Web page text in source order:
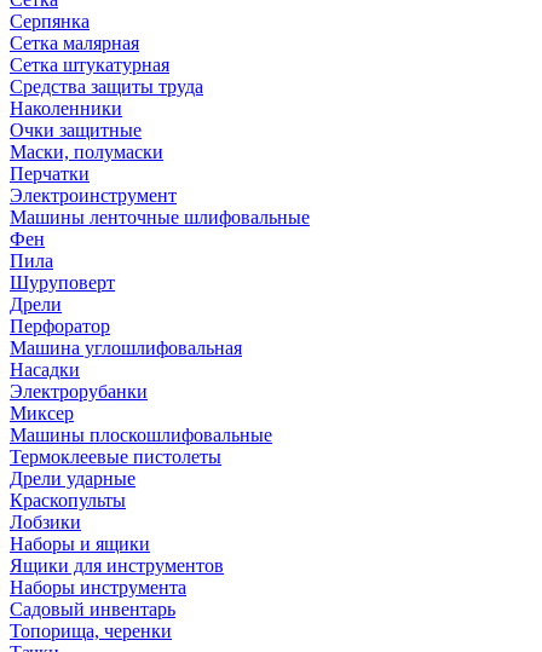
Серпянка
Сетка малярная
Сетка штукатурная
Средства защиты труда
Наколенники
Очки защитные
Маски, полумаски
Перчатки
Электроинструмент
Машины ленточные шлифовальные
Фен
Пила
Шуруповерт
Дрели
Перфоратор
Машина углошлифовальная
Насадки
Электрорубанки
Миксер
Машины плоскошлифовальные
Термоклеевые пистолеты
Дрели ударные
Краскопульты
Лобзики
Наборы и ящики
Ящики для инструментов
Наборы инструмента
Садовый инвентарь
Топорища, черенки